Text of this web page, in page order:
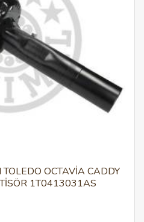
OCTAVİA CADDY
1T0413031AS